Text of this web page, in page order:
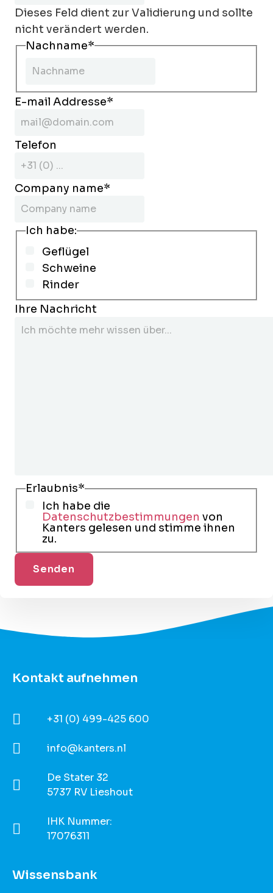
Dieses Feld dient zur Validierung und sollte
nicht verändert werden.
Nachname*
E-mail Addresse*
Telefon
Company name*
Ich habe:
Geflügel
Schweine
Rinder
Ihre Nachricht
Erlaubnis*
Ich habe die
Datenschutzbestimmungen von
Kanters gelesen und stimme ihnen
zu.
Kontakt aufnehmen
+31 (0) 499-425 600
info@kanters.nl
De Stater 32
5737 RV Lieshout
IHK Nummer:
17076311
Wissensbank